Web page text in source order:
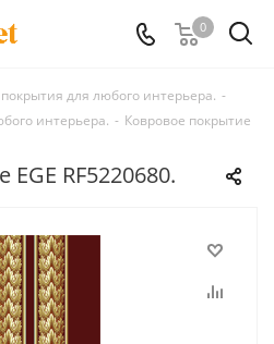
0
для любого интерьера. -
интерьера. - Ковровое покрытие
RF5220680.